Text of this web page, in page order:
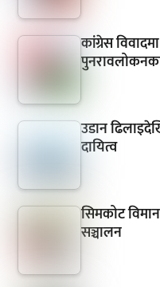
कांग्रेस
उडान
दायित्व
सिमकोट
सञ्चालन